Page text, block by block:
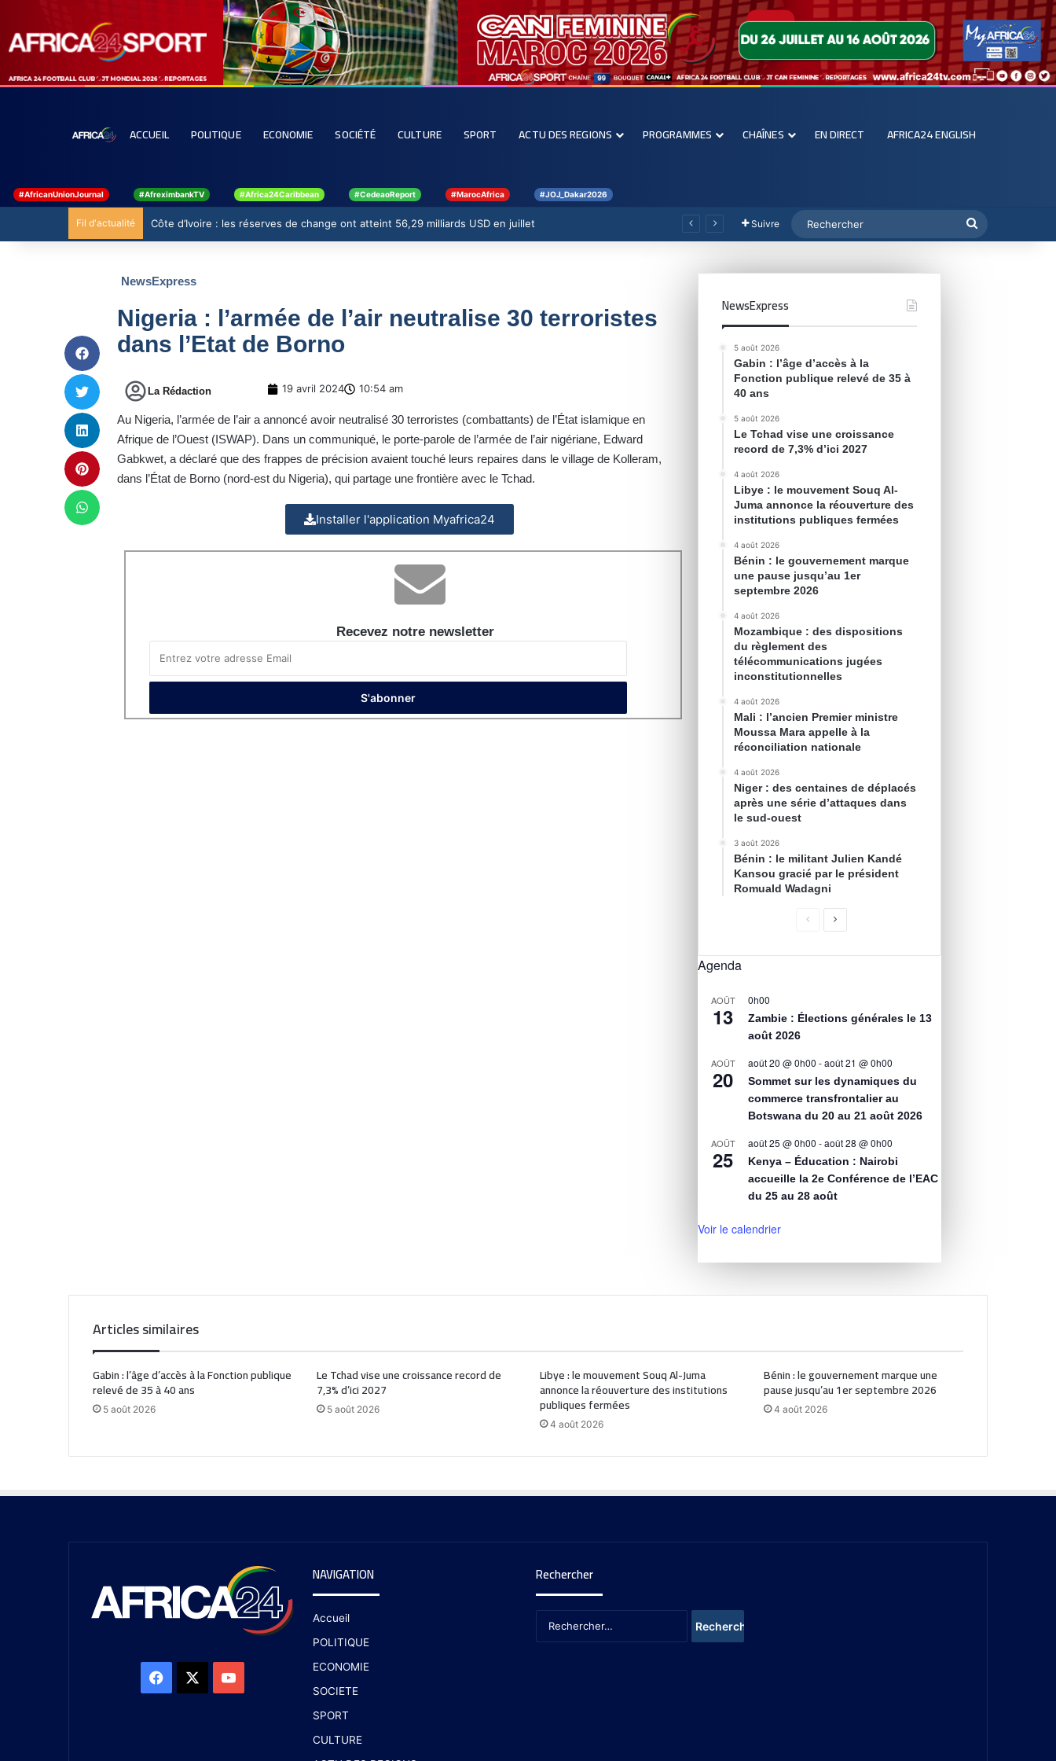
ACCUEIL POLITIQUE ECONOMIE SOCIÉTÉ CULTURE SPORT ACTU DES REGIONS PROGRAMMES CHAÎNES EN DIRECT AFRICA24 ENGLISH
#AfricanUnionJournal #AfreximbankTV #Africa24Caribbean #CedeaoReport #MarocAfrica #JOJ_Dakar2026
Fil d'actualité Côte d’Ivoire : les réserves de change ont atteint 56,29 milliards USD en juillet Suivre
NewsExpress
Nigeria : l’armée de l’air neutralise 30 terroristes
dans l’Etat de Borno
La Rédaction 19 avril 2024 10:54 am
Au Nigeria, l’armée de l’air a annoncé avoir neutralisé 30 terroristes (combattants) de l’État islamique en
Afrique de l’Ouest (ISWAP). Dans un communiqué, le porte-parole de l’armée de l’air nigériane, Edward
Gabkwet, a déclaré que des frappes de précision avaient touché leurs repaires dans le village de Kolleram,
dans l’État de Borno (nord-est du Nigeria), qui partage une frontière avec le Tchad.
Installer l'application Myafrica24
Recevez notre newsletter
NewsExpress
5 août 2026
Gabin : l’âge d’accès à la
Fonction publique relevé de 35 à
40 ans
5 août 2026
Le Tchad vise une croissance
record de 7,3% d’ici 2027
4 août 2026
Libye : le mouvement Souq Al-
Juma annonce la réouverture des
institutions publiques fermées
4 août 2026
Bénin : le gouvernement marque
une pause jusqu’au 1er
septembre 2026
4 août 2026
Mozambique : des dispositions
du règlement des
télécommunications jugées
inconstitutionnelles
4 août 2026
Mali : l’ancien Premier ministre
Moussa Mara appelle à la
réconciliation nationale
4 août 2026
Niger : des centaines de déplacés
après une série d’attaques dans
le sud-ouest
3 août 2026
Bénin : le militant Julien Kandé
Kansou gracié par le président
Romuald Wadagni
Agenda
AOÛT
13
0h00
Zambie : Élections générales le 13
août 2026
AOÛT
20
août 20 @ 0h00 -août 21 @ 0h00
Sommet sur les dynamiques du
commerce transfrontalier au
Botswana du 20 au 21 août 2026
AOÛT
25
août 25 @ 0h00 -août 28 @ 0h00
Kenya – Éducation : Nairobi
accueille la 2e Conférence de l’EAC
du 25 au 28 août
Voir le calendrier
Articles similaires
Gabin : l’âge d’accès à la Fonction publique
relevé de 35 à 40 ans
5 août 2026
Le Tchad vise une croissance record de
7,3% d’ici 2027
5 août 2026
Libye : le mouvement Souq Al-Juma
annonce la réouverture des institutions
publiques fermées
4 août 2026
Bénin : le gouvernement marque une
pause jusqu’au 1er septembre 2026
4 août 2026
NAVIGATION
Accueil
POLITIQUE
ECONOMIE
SOCIETE
SPORT
CULTURE
Rechercher